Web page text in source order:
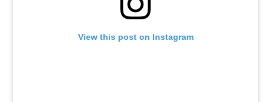
View this post on Instagram